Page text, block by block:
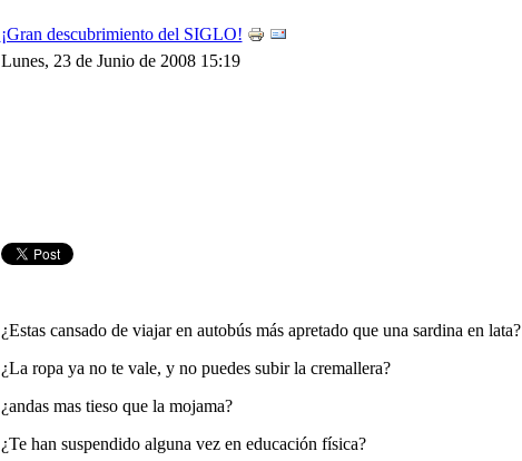
¡Gran descubrimiento del SIGLO!
Lunes, 23 de Junio de 2008 15:19
¿Estas cansado de viajar en autobús más apretado que una sardina en lata?
¿La ropa ya no te vale, y no puedes subir la cremallera?
¿andas mas tieso que la mojama?
¿Te han suspendido alguna vez en educación física?